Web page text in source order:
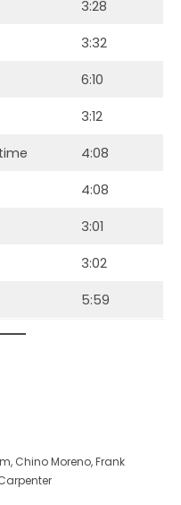
3:28
3:32
6:10
3:12
4:08
4:08
3:01
3:02
5:59
Chino Moreno, Frank